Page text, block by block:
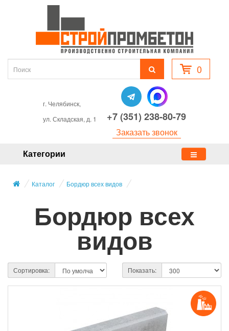
0
г. Челябинск,
ул. Складская, д. 1
+7 (351) 238-80-79
Заказать звонок
Категории
Каталог Бордюр всех видов
Бордюр всех
видов
Сортировка: Показать: